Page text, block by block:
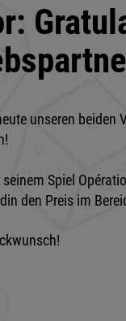
unseren beiden
Spiel
den Preis im